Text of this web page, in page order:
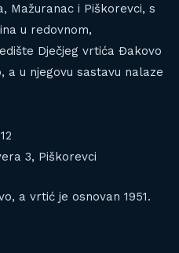
Mažuranac i Piškorevci, s
u redovnom,
Dječjeg vrtića Đakovo
a u njegovu sastavu nalaze
3, Piškorevci
a vrtić je osnovan 1951.